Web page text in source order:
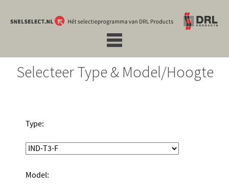
Selecteer Type & Model/Hoogte
Type:
Model: